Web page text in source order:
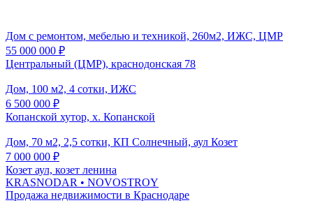
Дом с ремонтом, мебелью и техникой, 260м2, ИЖС, ЦМР
55 000 000 ₽
Центральный (ЦМР), краснодонская 78
Дом, 100 м2, 4 сотки, ИЖС
6 500 000 ₽
Копанской хутор, х. Копанской
Дом, 70 м2, 2,5 сотки, КП Солнечный, аул Козет
7 000 000 ₽
Козет аул, козет ленина
KRASNODAR • NOVOSTROY
Продажа недвижимости в Краснодаре